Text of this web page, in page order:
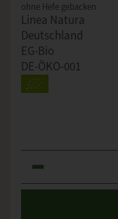
ohne Hefe gebacken
Linea Natura
Deutschland
EG-Bio
DE-ÖKO-001